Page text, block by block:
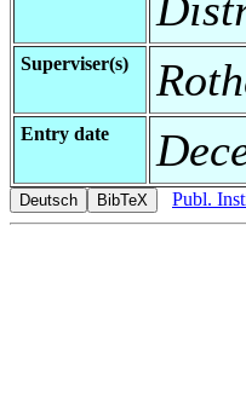
Superviser(s)
Entry date
Publ.